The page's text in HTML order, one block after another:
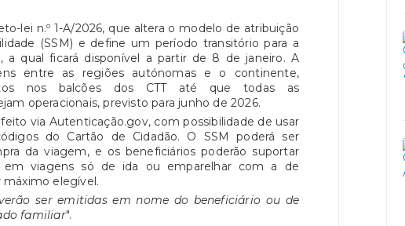
lei n.º 1-A/2026, que altera o modelo de atribuição
(SSM) e define um período transitório para a
a qual ficará disponível a partir de 8 de janeiro. A
entre as regiões autónomas e o continente,
nos balcões dos CTT até que todas as
operacionais, previsto para junho de 2026.
via Autenticação.gov, com possibilidade de usar
do Cartão de Cidadão. O SSM poderá ser
da viagem, e os beneficiários poderão suportar
viagens só de ida ou emparelhar com a de
máximo elegível.
ser emitidas em nome do beneficiário ou de
familiar".